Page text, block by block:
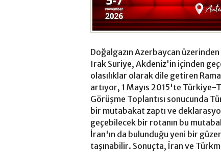
Doğalgazın Azerbaycan
Irak Suriye, Akdeniz'in içinden
olasılıklar olarak dile getiren
artıyor, 1 Mayıs 2015'te
Görüşme Toplantısı sonucunda
bir mutabakat zaptı ve
geçebilecek bir rotanın bu
İran'ın da bulunduğu yeni bir
taşınabilir. Sonuçta, İran ve